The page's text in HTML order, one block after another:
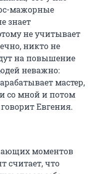
мажорные
знает
не учитывает
никто не
на повышение
неважно:
мастер,
со мной и потом
Евгения.
моментов
считает, что